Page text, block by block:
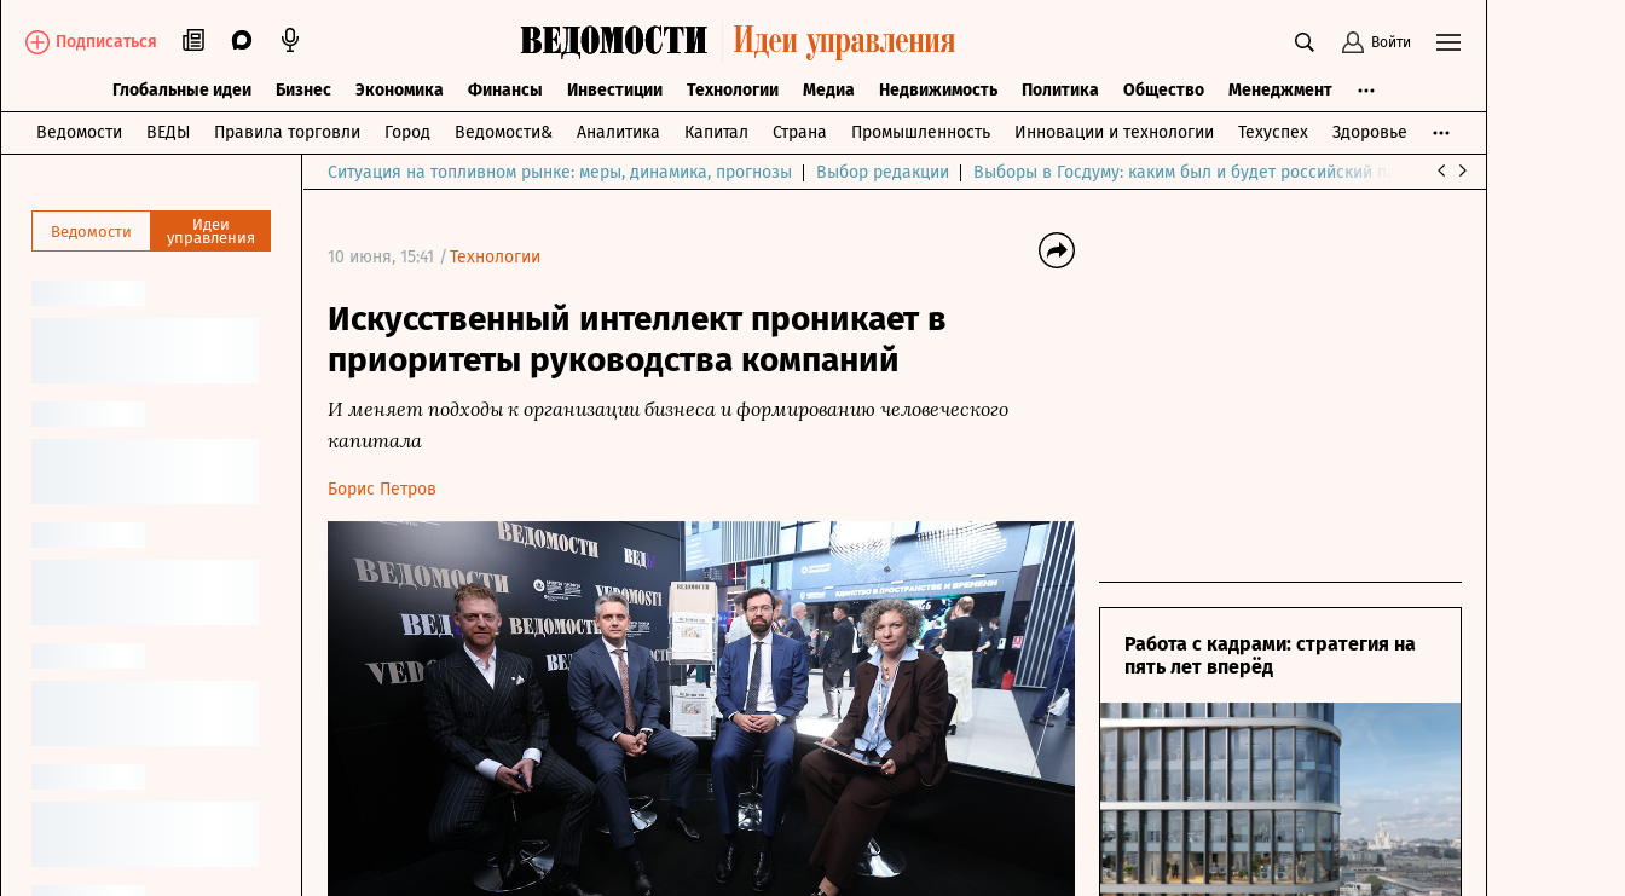
Подписаться Войти
Глобальные идеи Бизнес Экономика Финансы Инвестиции Технологии Медиа Недвижимость Политика Общество Менеджмент
Ведомости ВЕДЫ Правила торговли Город Ведомости& Аналитика Капитал Страна Промышленность Инновации и технологии Техуспех Здоровье
Ведомости Идеи
управления
Ситуация на топливном рынке: меры, динамика, прогнозы Выбор редакции Выборы в Госдуму: каким был и будет российский парламент
10 июня, 15:41 /Технологии
Искусственный интеллект проникает в
приоритеты руководства компаний
И меняет подходы к организации бизнеса и формированию человеческого
капитала
Борис Петров
Работа с кадрами: стратегия на
пять лет вперёд